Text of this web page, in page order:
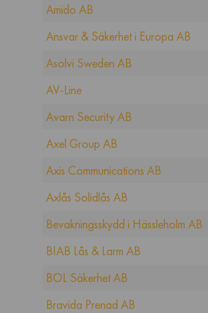
Amido AB
Ansvar & Säkerhet i Europa AB
Asolvi Sweden AB
AV-Line
Avarn Security AB
Axel Group AB
Axis Communications AB
Axlås Solidlås AB
Bevakningsskydd i Hässleholm AB
BIAB Lås & Larm AB
BOL Säkerhet AB
Bravida Prenad AB